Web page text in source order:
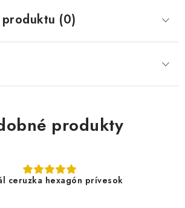
(0)
produkty
ceruzka hexagón prívesok